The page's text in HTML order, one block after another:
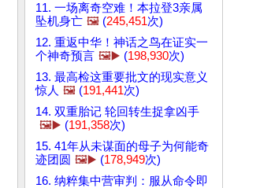
11. 一场离奇空难！本拉登3亲属
坠机身亡 🖼️ (245,451次)
12. 重返中华！神话之鸟在证实一
个神奇预言 🖼️▶️ (198,930次)
13. 最高检这重要批文的现实意义
惊人 🖼️ (191,441次)
14. 双重胎记 轮回转生捉拿凶手
🖼️▶️ (191,358次)
15. 41年从未谋面的母子为何能奇
迹团圆 🖼️▶️ (178,949次)
16. 纳粹集中营审判：服从命令即